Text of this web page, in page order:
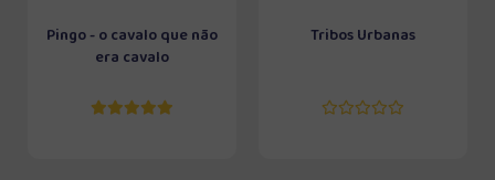
Pingo - o cavalo que não
era cavalo
Tribos Urbanas